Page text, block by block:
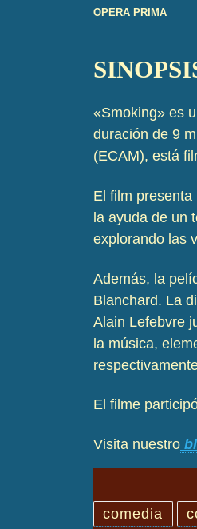
OPERA PRIMA
«Smoking» es
duración de 9
(ECAM), está
El film
la ayuda de un
explorando las
Además, la
Blanchard. La
Alain Lefebvre
la música,
El filme
Visita nuestro
comedia